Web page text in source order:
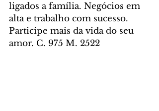
ligados a família. Negócios em
alta e trabalho com sucesso.
Participe mais da vida do seu
amor. C. 975 M. 2522